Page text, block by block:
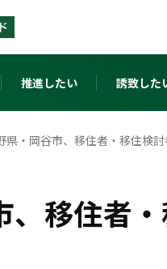
推進したい 誘致した
県・岡谷市、移住者・移住検
、移住者